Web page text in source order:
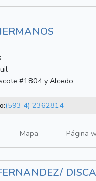
#1804 y Alcedo
(593 4) 2362814
Mapa Página